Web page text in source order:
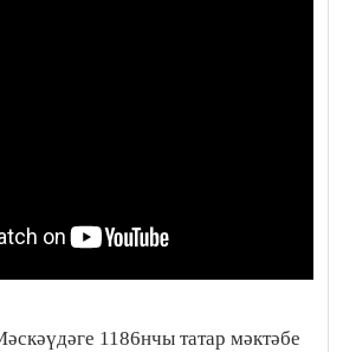
1186нчы татар мәктәбе